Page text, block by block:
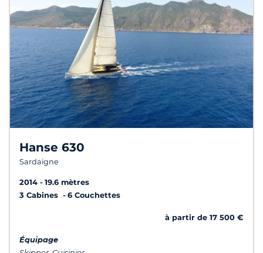
Hanse 630
Sardaigne
2014
19.6 mètres
3 Cabines
6 Couchettes
à partir de 17 500 €
Équipage